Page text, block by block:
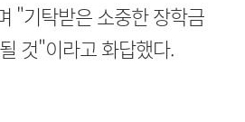
"기탁받은 소중한 장학금
것"이라고 화답했다.